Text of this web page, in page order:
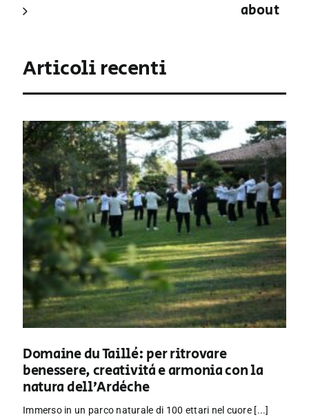
about
Articoli recenti
Domaine du Taillé: per ritrovare
benessere, creatività e armonia con la
natura dell’Ardèche
Immerso in un parco naturale di 100 ettari nel cuore [...]